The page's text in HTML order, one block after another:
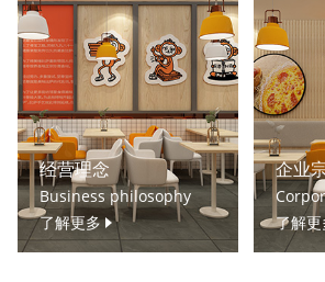
经营理念
Business philosophy
了解更多
企业
了解